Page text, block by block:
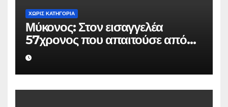
ΧΩΡΊΣ ΚΑΤΗΓΟΡΊΑ
Μύκονος: Στον εισαγγελέα
57χρονος που απαιτούσε από
επιχειρηματία 80.000 ευρώ για
να μην κάνει καταγγελίες σε
βάρος του